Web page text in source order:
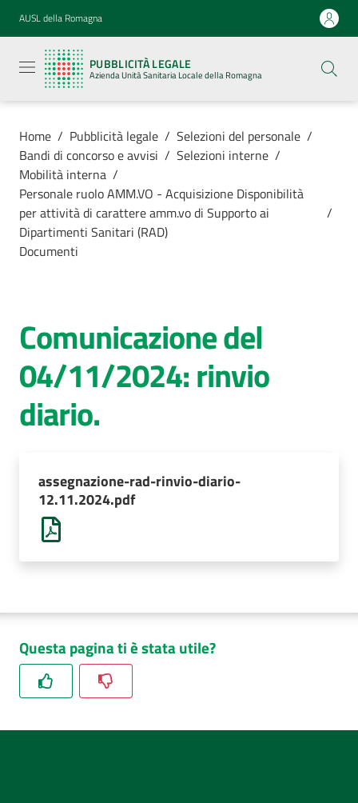
Vai al contenuto
Vai alla navigazione
Vai al footer
AUSL della Romagna
PUBBLICITÀ LEGALE
Azienda Unità Sanitaria Locale della Romagna
legale
Azienda
Unità
Locale della
Azienda
cura
AUSL
Comunica
Home / Pubblicità legale / Selezioni del personale /
Bandi di concorso e avvisi / Selezioni interne /
Mobilità interna /
Personale ruolo AMM.VO - Acquisizione Disponibilità
per attività di carattere amm.vo di Supporto ai
Dipartimenti Sanitari (RAD)
/
Documenti
Comunicazione del
04/11/2024: rinvio
diario.
assegnazione-rad-rinvio-diario-
12.11.2024.pdf
Questa pagina ti è stata utile?